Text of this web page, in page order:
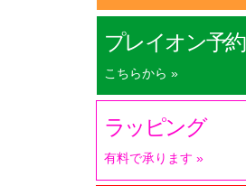
プレイオン予約
こちらから »
ラッピング
有料で承ります »